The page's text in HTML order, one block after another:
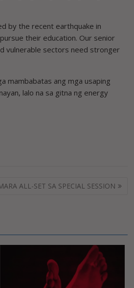
by the recent earthquake in
their education. Our senior
vulnerable sectors need stronger
mambabatas ang mga usaping
lalo na sa gitna ng energy
ALL-SET SA SPECIAL SESSION